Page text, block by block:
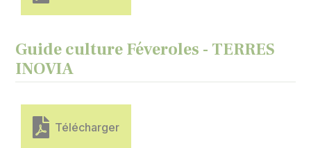
Guide culture Féveroles - TERRES
INOVIA
Télécharger